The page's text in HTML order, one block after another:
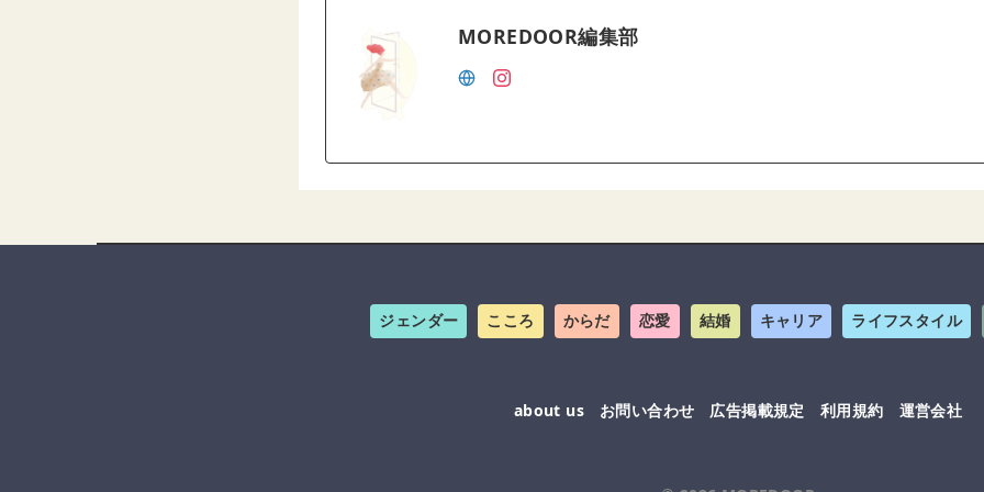
MOREDOOR編集部
ジェンダー こころ からだ 恋愛 結婚 キャリア ライフスタイル
about us お問い合わせ 広告掲載規定 利用規約 運営会社